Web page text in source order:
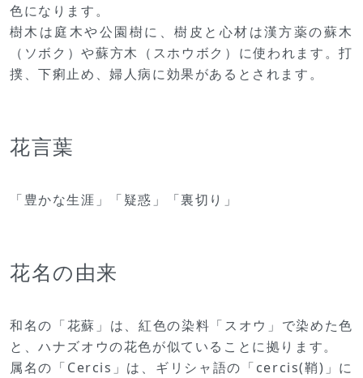
色になります。
樹木は庭木や公園樹に、樹皮と心材は漢方薬の蘇木
（ソボク）や蘇方木（スホウボク）に使われます。打
撲、下痢止め、婦人病に効果があるとされます。
花言葉
「豊かな生涯」「疑惑」「裏切り」
花名の由来
和名の「花蘇」は、紅色の染料「スオウ」で染めた色
と、ハナズオウの花色が似ていることに拠ります。
属名の「Cercis」は、ギリシャ語の「cercis(鞘)」に